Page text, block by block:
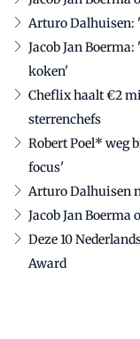
Arturo Dalhuisen:
Jacob Jan
koken'
Cheflix haalt €2
sterrenchefs
Robert Poel* weg
focus'
Arturo Dalhuisen
Jacob Jan
Deze 10
Award